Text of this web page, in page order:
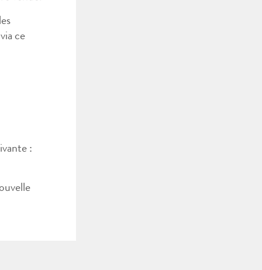
ce
: